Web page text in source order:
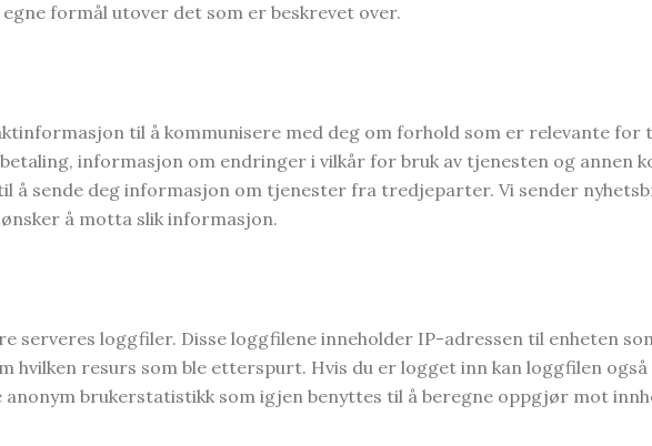
formål utover det som er beskrevet over.
til å kommunisere med deg om forhold som er relevante for
informasjon om endringer i vilkår for bruk av tjenesten og annen
å sende deg informasjon om tjenester fra tredjeparter. Vi sender
å motta slik informasjon.
serveres loggfiler. Disse loggfilene inneholder IP-adressen til enheten
hvilken resurs som ble etterspurt. Hvis du er logget inn kan loggfilen
brukerstatistikk som igjen benyttes til å beregne oppgjør mot